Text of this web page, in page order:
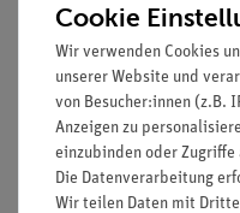
Vordere Nierenhälfte
Vordere
Lieferung mit 3B
Cookie
Wir verwenden Cookies
unserer Website und
von Besucher:innen (z.B.
Anzeigen zu
einzubinden oder Zugriffe
Die Datenverarbeitung
Wir teilen Daten mit